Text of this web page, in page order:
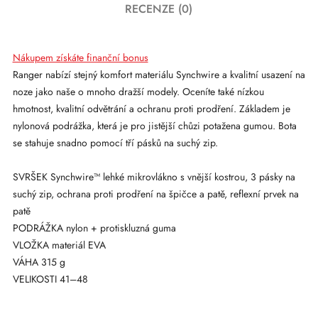
RECENZE (0)
Nákupem získáte finanční bonus
Ranger nabízí stejný komfort materiálu Synchwire a kvalitní usazení na
noze jako naše o mnoho dražší modely. Oceníte také nízkou
hmotnost, kvalitní odvětrání a ochranu proti prodření. Základem je
nylonová podrážka, která je pro jistější chůzi potažena gumou. Bota
se stahuje snadno pomocí tří pásků na suchý zip.
SVRŠEK Synchwire™ lehké mikrovlákno s vnější kostrou, 3 pásky na
suchý zip, ochrana proti prodření na špičce a patě, reflexní prvek na
patě
PODRÁŽKA nylon + protiskluzná guma
VLOŽKA materiál EVA
VÁHA 315 g
VELIKOSTI 41–48